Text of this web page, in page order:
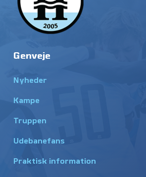
Genveje
Nyheder
Kampe
Truppen
Udebanefans
Praktisk information